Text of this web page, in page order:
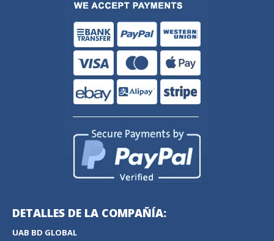
DETALLES DE LA COMPAÑÍA:
UAB BD GLOBAL